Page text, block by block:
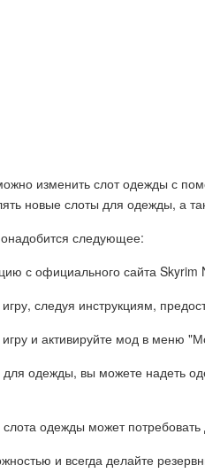
изменить слот одежды с
новые слоты для одежды, а
следующее:
с официального сайта Skyrim
следуя инструкциям,
игру и активируйте мод в меню
одежды, вы можете надеть
одежды может
и всегда делайте